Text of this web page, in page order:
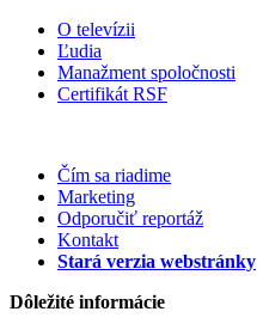
O televízii
Ľudia
Manažment spoločnosti
Certifikát RSF
Čím sa riadime
Marketing
Odporučiť reportáž
Kontakt
Stará verzia webstránky
Dôležité informácie